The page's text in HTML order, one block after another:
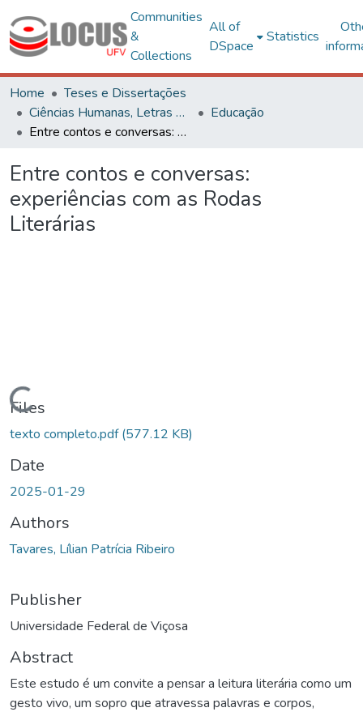
Communities
&
Collections
All of
DSpace
Statistics
Home
Teses e Dissertações
Ciências Humanas, Letras e Artes
Educação
Entre contos e conversas: experiências com as Rodas Literárias
Entre contos e conversas:
experiências com as Rodas
Literárias
Files
texto completo.pdf(577.12 KB)
Date
2025-01-29
Authors
Tavares, Lílian Patrícia Ribeiro
Publisher
Universidade Federal de Viçosa
Abstract
Este estudo é um convite a pensar a leitura literária como um
gesto vivo, um sopro que atravessa palavras e corpos,